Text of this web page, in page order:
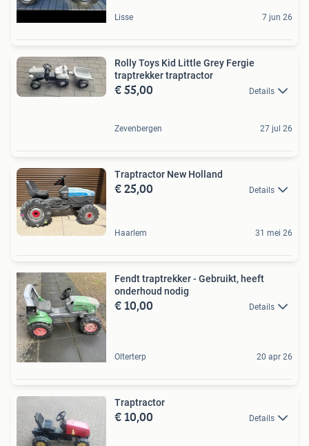
Lisse 7 jun 26
Rolly Toys Kid Little Grey Fergie
traptrekker traptractor
€ 55,00 Details
Zevenbergen 27 jul 26
Traptractor New Holland
€ 25,00 Details
Haarlem 31 mei 26
Fendt traptrekker - Gebruikt, heeft
onderhoud nodig
€ 10,00 Details
Olterterp 20 apr 26
Traptractor
€ 10,00 Details